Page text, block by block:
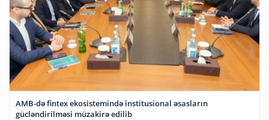
AMB-də fintex ekosistemində institusional əsasların
gücləndirilməsi müzakirə edilib